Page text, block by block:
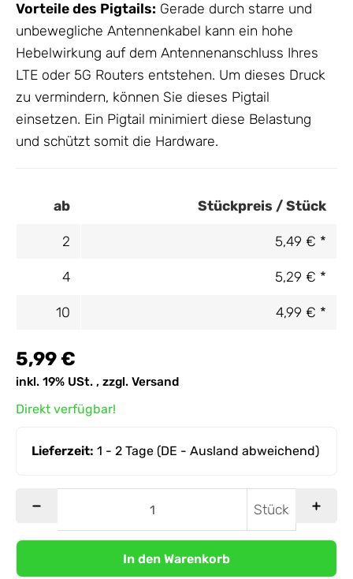
Vorteile des Pigtails: Gerade durch starre und
unbewegliche Antennenkabel kann ein hohe
Hebelwirkung auf dem Antennenanschluss Ihres
LTE oder 5G Routers entstehen. Um dieses Druck
zu vermindern, können Sie dieses Pigtail
einsetzen. Ein Pigtail minimiert diese Belastung
und schützt somit die Hardware.
ab Stückpreis / Stück
2 5,49 € *
4 5,29 € *
10 4,99 € *
5,99 €
inkl. 19% USt. , zzgl. Versand
Direkt verfügbar!
Lieferzeit:1 - 2 Tage (DE - Ausland abweichend)
Stück
In den Warenkorb